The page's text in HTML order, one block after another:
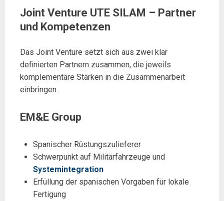
Joint Venture UTE SILAM – Partner
und Kompetenzen
Das Joint Venture setzt sich aus zwei klar
definierten Partnern zusammen, die jeweils
komplementäre Stärken in die Zusammenarbeit
einbringen.
EM&E Group
Spanischer Rüstungszulieferer
Schwerpunkt auf Militärfahrzeuge und
Systemintegration
Erfüllung der spanischen Vorgaben für lokale
Fertigung